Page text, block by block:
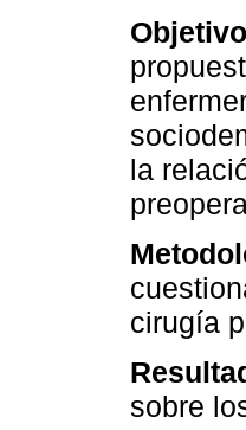
la
cirugía
sobre